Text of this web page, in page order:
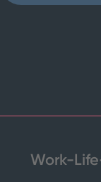
Work-